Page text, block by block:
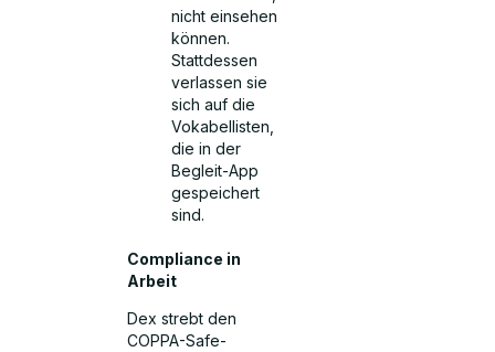
nicht einsehen
können.
Stattdessen
verlassen sie
sich auf die
Vokabellisten,
die in der
Begleit-App
gespeichert
sind.
Compliance in
Arbeit
Dex strebt den
COPPA-Safe-